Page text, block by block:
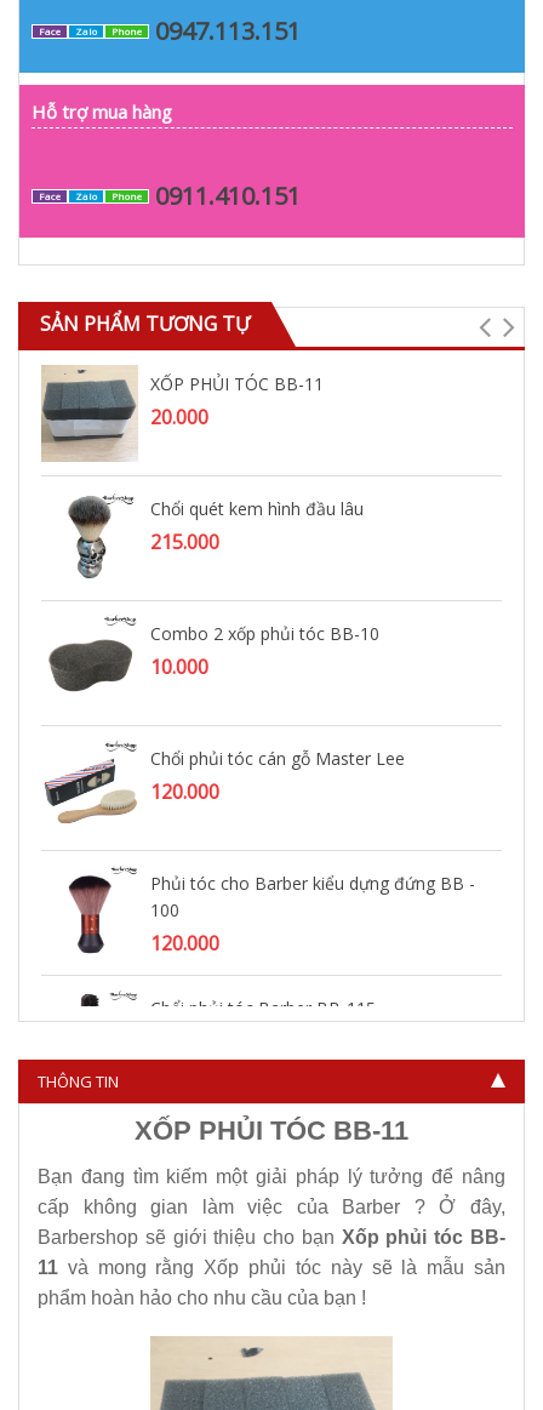
Face Zalo Phone 0947.113.151
Hỗ trợ mua hàng
Face Zalo Phone 0911.410.151
SẢN PHẨM TƯƠNG TỰ
XỐP PHỦI TÓC BB-11
20.000
Chổi quét kem hình đầu lâu
215.000
Combo 2 xốp phủi tóc BB-10
10.000
Chổi phủi tóc cán gỗ Master Lee
120.000
Phủi tóc cho Barber kiểu dựng đứng BB -
100
120.000
Chổi phủi tóc Barber BB-115
THÔNG TIN
XỐP PHỦI TÓC BB-11
Bạn đang tìm kiếm một giải pháp lý tưởng để nâng
cấp không gian làm việc của Barber ? Ở đây,
Barbershop sẽ giới thiệu cho bạn Xốp phủi tóc BB-
11 và mong rằng Xốp phủi tóc này sẽ là mẫu sản
phẩm hoàn hảo cho nhu cầu của bạn !